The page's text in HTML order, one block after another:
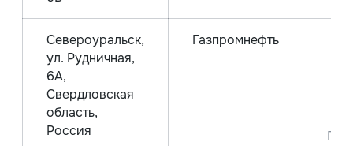
Североуральск,
ул. Рудничная,
6А,
Свердловская
область,
Россия
Газпромнефть